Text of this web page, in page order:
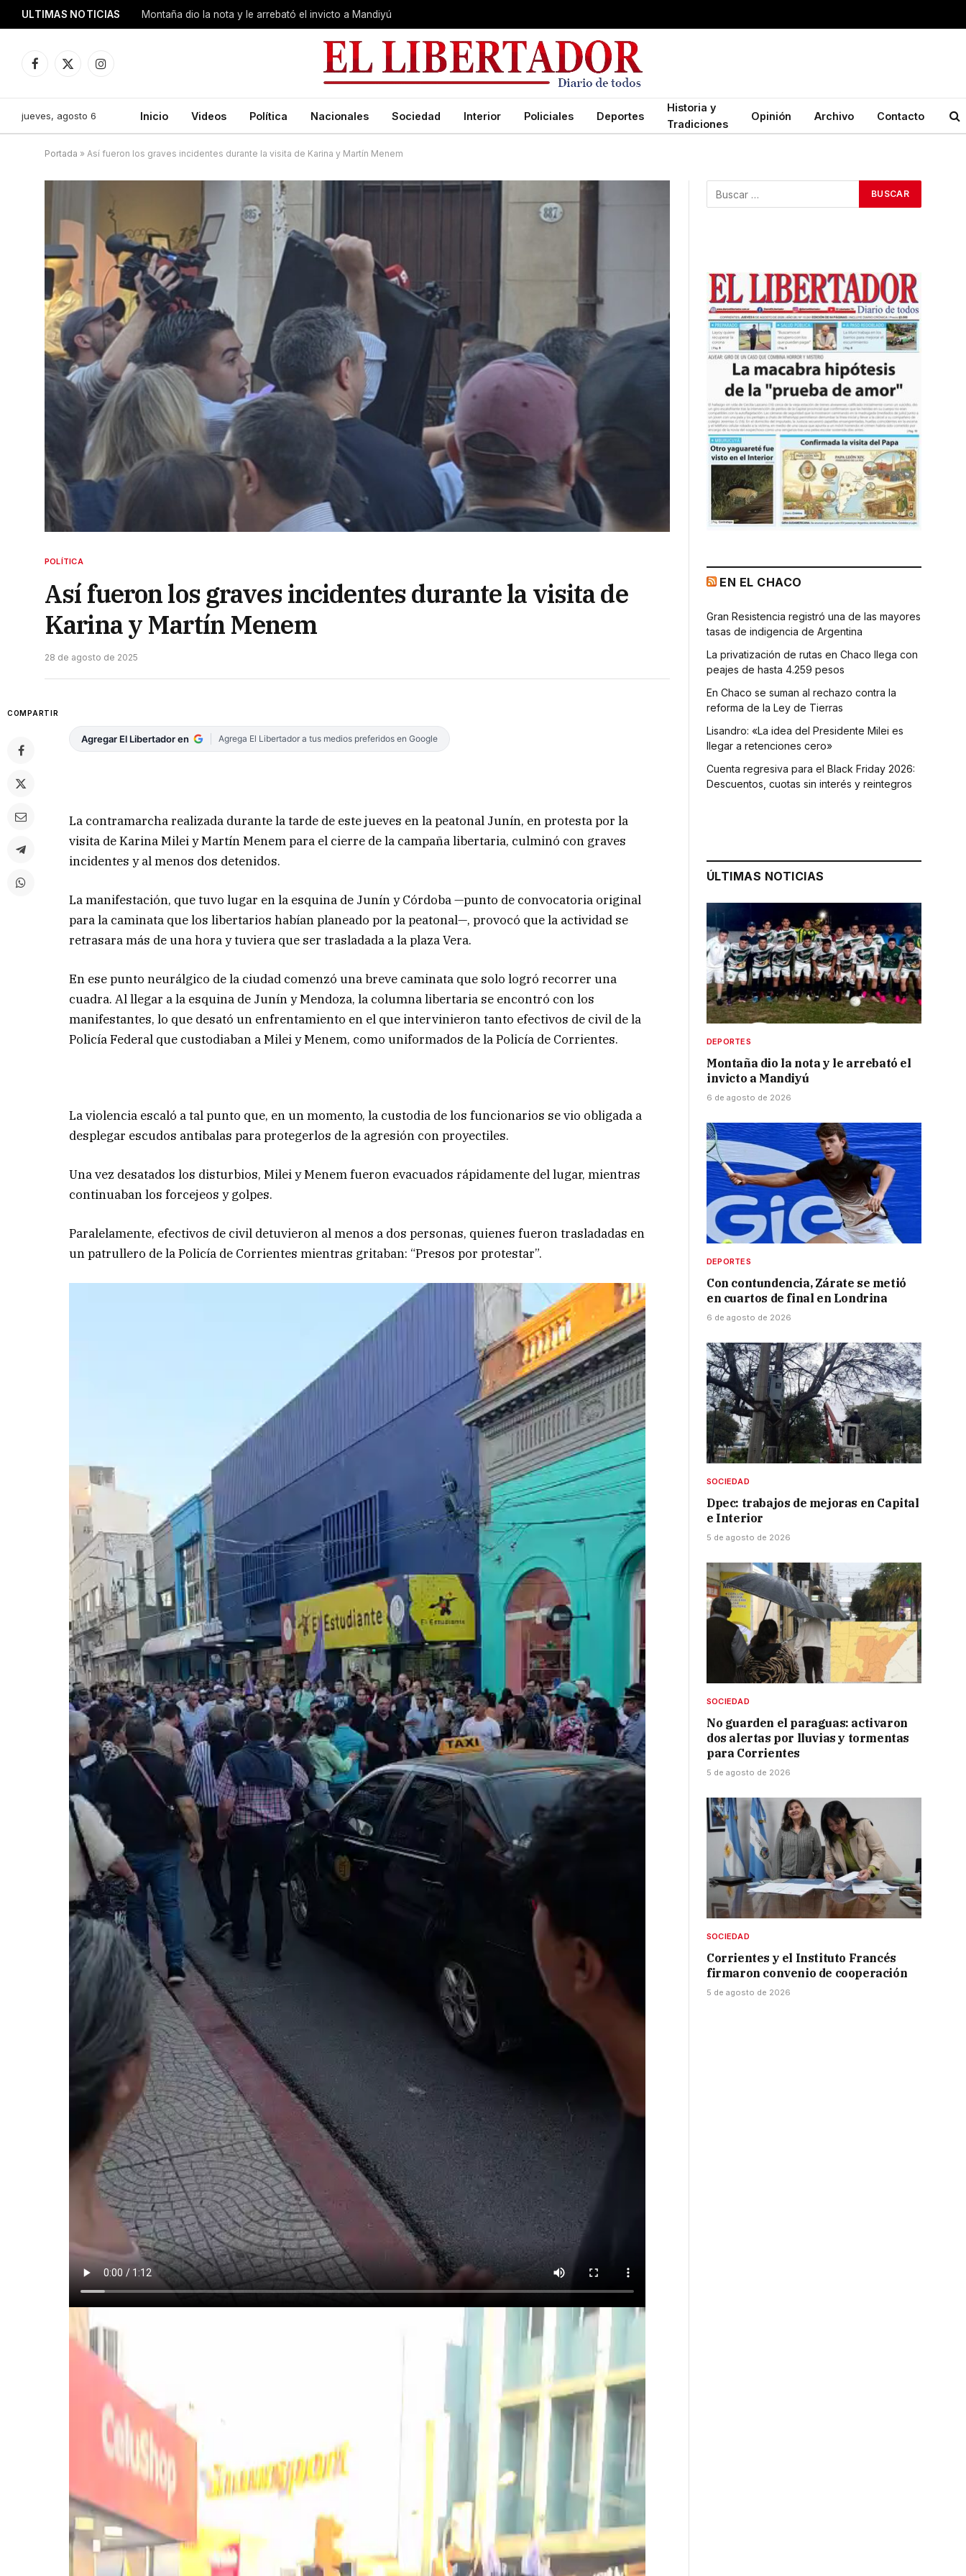
ULTIMAS NOTICIAS Montaña dio la nota y le arrebató el invicto a Mandiyú
Facebook
X
Instagram
jueves, agosto 6 Inicio Videos Política Nacionales Sociedad Interior Policiales Deportes
Historia y
Tradiciones
Opinión Archivo Contacto
Portada » Así fueron los graves incidentes durante la visita de Karina y Martín Menem
POLÍTICA
Así fueron los graves incidentes durante la visita de
Karina y Martín Menem
28 de agosto de 2025
COMPARTIR
Agregar El Libertador en Agrega El Libertador a tus medios preferidos en Google
La contramarcha realizada durante la tarde de este jueves en la peatonal Junín, en protesta por la
visita de Karina Milei y Martín Menem para el cierre de la campaña libertaria, culminó con graves
incidentes y al menos dos detenidos.
La manifestación, que tuvo lugar en la esquina de Junín y Córdoba —punto de convocatoria original
para la caminata que los libertarios habían planeado por la peatonal—, provocó que la actividad se
retrasara más de una hora y tuviera que ser trasladada a la plaza Vera.
En ese punto neurálgico de la ciudad comenzó una breve caminata que solo logró recorrer una
cuadra. Al llegar a la esquina de Junín y Mendoza, la columna libertaria se encontró con los
manifestantes, lo que desató un enfrentamiento en el que intervinieron tanto efectivos de civil de la
Policía Federal que custodiaban a Milei y Menem, como uniformados de la Policía de Corrientes.
La violencia escaló a tal punto que, en un momento, la custodia de los funcionarios se vio obligada a
desplegar escudos antibalas para protegerlos de la agresión con proyectiles.
Una vez desatados los disturbios, Milei y Menem fueron evacuados rápidamente del lugar, mientras
continuaban los forcejeos y golpes.
Paralelamente, efectivos de civil detuvieron al menos a dos personas, quienes fueron trasladadas en
un patrullero de la Policía de Corrientes mientras gritaban: “Presos por protestar”.
EN EL CHACO
Gran Resistencia registró una de las mayores
tasas de indigencia de Argentina
La privatización de rutas en Chaco llega con
peajes de hasta 4.259 pesos
En Chaco se suman al rechazo contra la
reforma de la Ley de Tierras
Lisandro: «La idea del Presidente Milei es
llegar a retenciones cero»
Cuenta regresiva para el Black Friday 2026:
Descuentos, cuotas sin interés y reintegros
ÚLTIMAS NOTICIAS
DEPORTES
Montaña dio la nota y le arrebató el
invicto a Mandiyú
6 de agosto de 2026
DEPORTES
Con contundencia, Zárate se metió
en cuartos de final en Londrina
6 de agosto de 2026
SOCIEDAD
Dpec: trabajos de mejoras en Capital
e Interior
5 de agosto de 2026
SOCIEDAD
No guarden el paraguas: activaron
dos alertas por lluvias y tormentas
para Corrientes
5 de agosto de 2026
SOCIEDAD
Corrientes y el Instituto Francés
firmaron convenio de cooperación
5 de agosto de 2026